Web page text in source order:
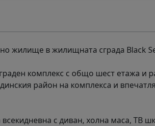
жилище в жилищната сграда Black
комплекс с общо шест етажа и
район на комплекса и
с диван, холна маса, ТВ